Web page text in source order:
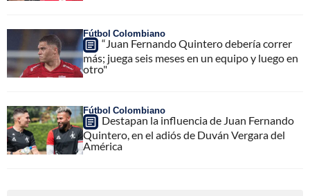
Fútbol Colombiano
“Juan Fernando Quintero debería correr
más; juega seis meses en un equipo y luego en
otro"
Fútbol Colombiano
Destapan la influencia de Juan Fernando
Quintero, en el adiós de Duván Vergara del
América